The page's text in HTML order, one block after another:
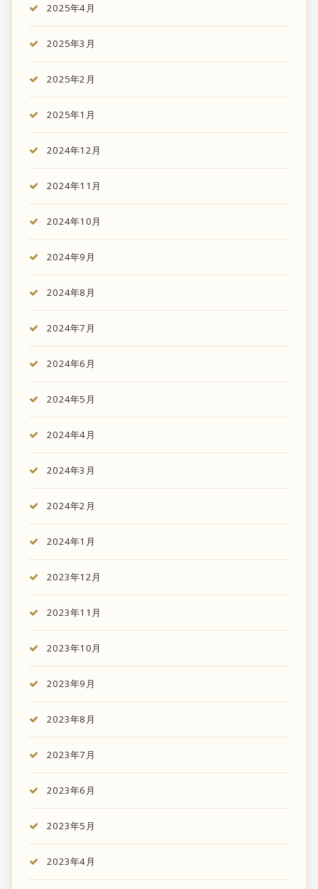
2025年4月
2025年3月
2025年2月
2025年1月
2024年12月
2024年11月
2024年10月
2024年9月
2024年8月
2024年7月
2024年6月
2024年5月
2024年4月
2024年3月
2024年2月
2024年1月
2023年12月
2023年11月
2023年10月
2023年9月
2023年8月
2023年7月
2023年6月
2023年5月
2023年4月